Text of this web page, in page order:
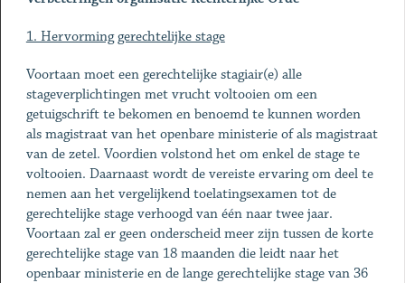
1. Hervorming gerechtelijke stage
Voortaan moet een gerechtelijke stagiair(e) alle
stageverplichtingen met vrucht voltooien om een
getuigschrift te bekomen en benoemd te kunnen worden
als magistraat van het openbare ministerie of als magistraat
van de zetel. Voordien volstond het om enkel de stage te
voltooien. Daarnaast wordt de vereiste ervaring om deel te
nemen aan het vergelijkend toelatingsexamen tot de
gerechtelijke stage verhoogd van één naar twee jaar.
Voortaan zal er geen onderscheid meer zijn tussen de korte
gerechtelijke stage van 18 maanden die leidt naar het
openbaar ministerie en de lange gerechtelijke stage van 36